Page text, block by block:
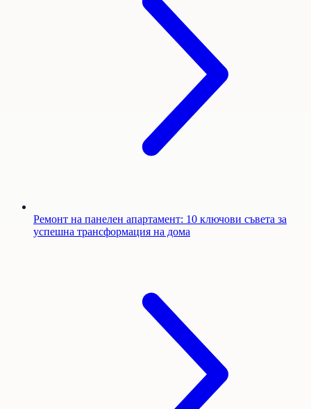
Ремонт на панелен апартамент: 10 ключови съвета за
успешна трансформация на дома